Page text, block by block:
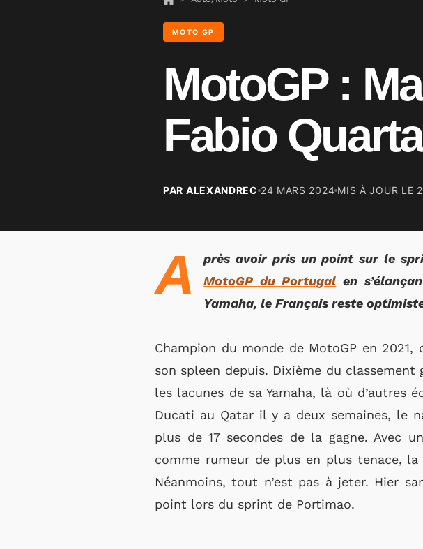
MOTO GP
MotoGP :
Fabio
PAR ALEXANDREC 24 MARS 2024 MIS À JOUR LE
A
près avoir pris un point sur le
MotoGP du Portugal en
Yamaha, le Français reste
Champion du monde de MotoGP en 2021,
son spleen depuis. Dixième du
les lacunes de sa Yamaha, là où d’autres
Ducati au Qatar il y a deux semaines, le
plus de 17 secondes de la gagne. Avec
comme rumeur de plus en plus tenace,
Néanmoins, tout n’est pas à jeter. Hier
point lors du sprint de Portimao.